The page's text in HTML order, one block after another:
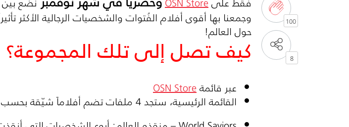
100
8
وجمعنا بها أقوى أفلام الفُتوات والشخصيات الرجالية الأكثر
حول العالم!
كيف تصل إلى تلك المجموعة؟
عبر قائمةOSN Store
القائمة الرئيسية، ستجد 4 ملفات تضم أفلاماً شيّقة بحسب فكرتها والرسالة التي توصلها مثل: